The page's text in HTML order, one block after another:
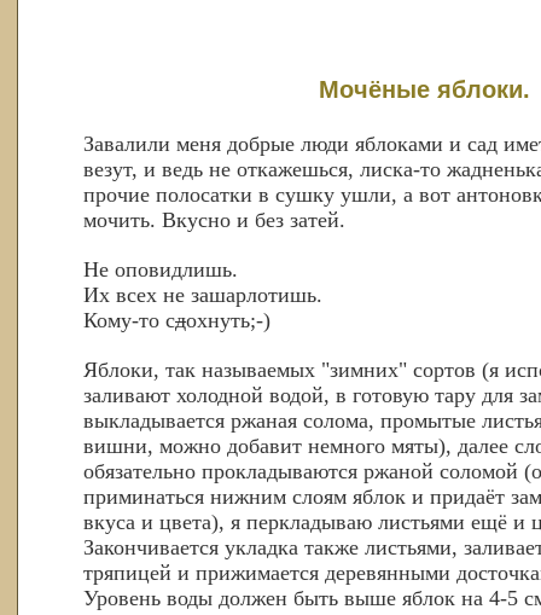
Мочёные яблоки.
Завалили меня добрые люди яблоками и сад
везут, и ведь не откажешься, лиска-то
прочие полосатки в сушку ушли, а вот
мочить. Вкусно и без затей.
Не оповидлишь.
Их всех не зашарлотишь.
Кому-то сдохнуть;-)
Яблоки, так называемых "зимних" сортов (я
заливают холодной водой, в готовую тару для
выкладывается ржаная солома, промытые
вишни, можно добавит немного мяты), далее
обязательно прокладываются ржаной соломой
приминаться нижним слоям яблок и придаёт
вкуса и цвета), я перкладываю листьями ещё и
Закончивается укладка также листьями,
тряпицей и прижимается деревянными
Уровень воды должен быть выше яблок на 4-5